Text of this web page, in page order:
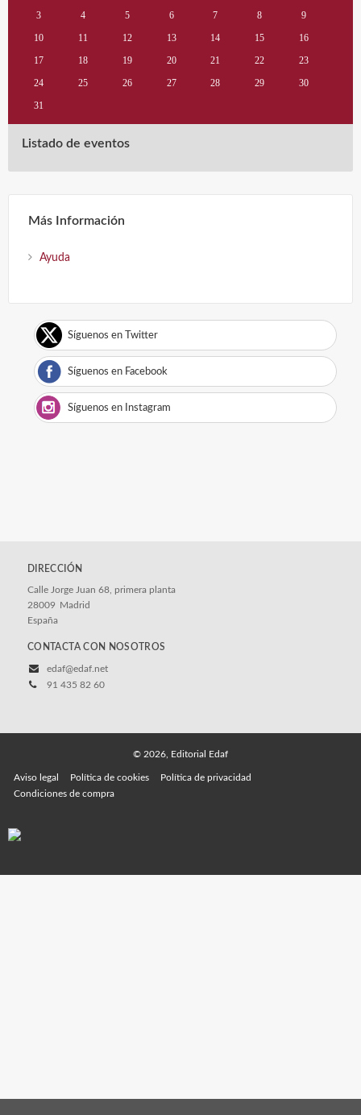
3
4 5 6 7 8
9
10
11 12 13 14 15
16
17
18 19 20 21 22
23
24
25 26 27 28 29
30
31
Listado de eventos
Más Información
Ayuda
Síguenos en Twitter
Síguenos en Facebook
Síguenos en Instagram
DIRECCIÓN
Calle Jorge Juan 68, primera planta
28009
Madrid
España
CONTACTA CON NOSOTROS
edaf@edaf.net
91 435 82 60
© 2026, Editorial Edaf
Aviso legal Política de cookies
Política de privacidad
Condiciones de compra